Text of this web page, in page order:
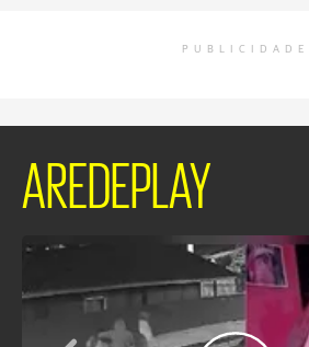
PUBLICIDADE
AREDEPLAY